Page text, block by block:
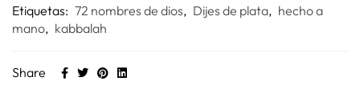
Etiquetas: 72 nombres de dios, Dijes de plata, hecho a
mano, kabbalah
Share